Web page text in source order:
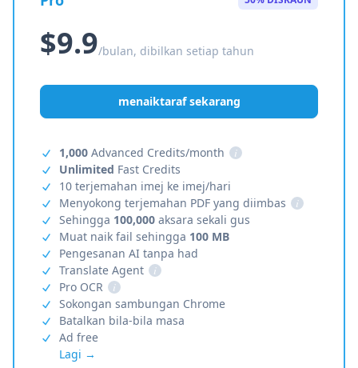
$9.9/bulan, dibilkan setiap tahun
menaiktaraf sekarang
1,000 Advanced Credits/month
i
Unlimited Fast Credits
10 terjemahan imej ke imej/hari
Menyokong terjemahan PDF yang diimbas
i
Sehingga 100,000 aksara sekali gus
Muat naik fail sehingga 100 MB
Pengesanan AI tanpa had
Translate Agent
i
Pro OCR
i
Sokongan sambungan Chrome
Batalkan bila-bila masa
Ad free
Lagi →